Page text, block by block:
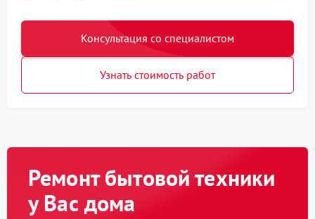
Консультация со специалистом
Узнать стоимость работ
Ремонт бытовой техники
у Вас дома